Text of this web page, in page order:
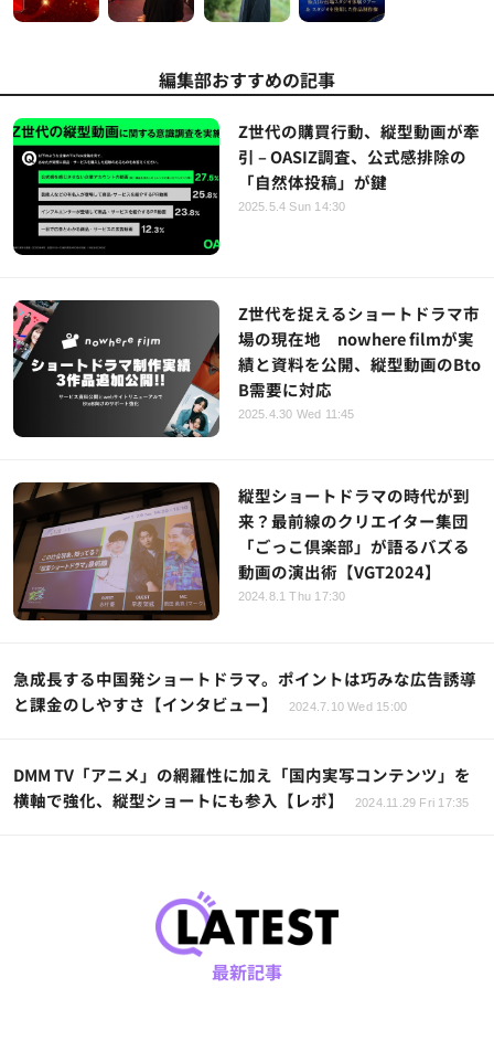
編集部おすすめの記事
Z世代の購買行動、縦型動画が牽
引 – OASIZ調査、公式感排除の
「自然体投稿」が鍵
2025.5.4 Sun 14:30
Z世代を捉えるショートドラマ市
場の現在地 nowhere filmが実
績と資料を公開、縦型動画のBto
B需要に対応
2025.4.30 Wed 11:45
縦型ショートドラマの時代が到
来？最前線のクリエイター集団
「ごっこ倶楽部」が語るバズる
動画の演出術【VGT2024】
2024.8.1 Thu 17:30
急成長する中国発ショートドラマ。ポイントは巧みな広告誘導
と課金のしやすさ【インタビュー】
2024.7.10 Wed 15:00
DMM TV「アニメ」の網羅性に加え「国内実写コンテンツ」を
横軸で強化、縦型ショートにも参入【レポ】
2024.11.29 Fri 17:35
最新記事